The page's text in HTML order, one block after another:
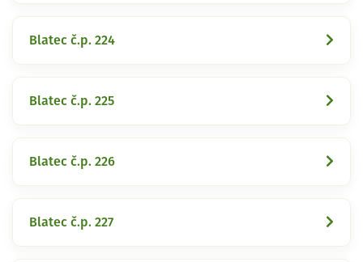
Blatec č.p. 224
Blatec č.p. 225
Blatec č.p. 226
Blatec č.p. 227